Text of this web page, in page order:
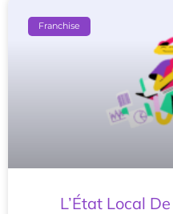
Franchise
L’État Local